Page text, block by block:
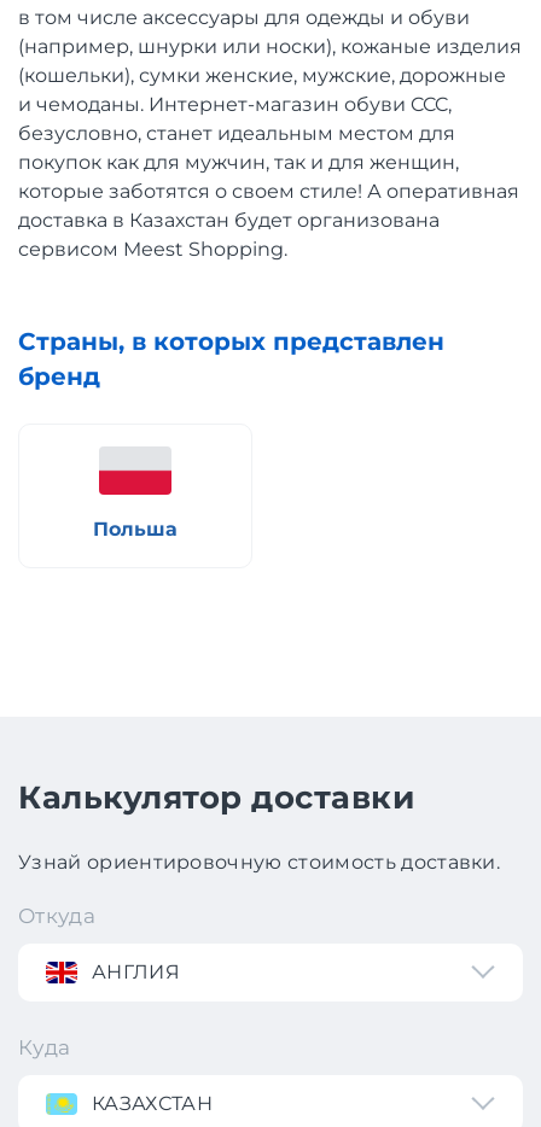
в том числе аксессуары для одежды и обуви
(например, шнурки или носки), кожаные изделия
(кошельки), сумки женские, мужские, дорожные
и чемоданы. Интернет-магазин обуви CCC,
безусловно, станет идеальным местом для
покупок как для мужчин, так и для женщин,
которые заботятся о своем стиле! А оперативная
доставка в Казахстан будет организована
сервисом Meest Shopping.
Страны, в которых представлен
бренд
Польша
Калькулятор доставки
Узнай ориентировочную стоимость доставки.
Откуда
АНГЛИЯ
Куда
КАЗАХСТАН